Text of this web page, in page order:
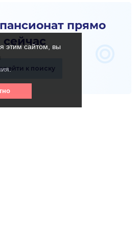
этим сайтом, вы
прямо
сейчас
к поиску